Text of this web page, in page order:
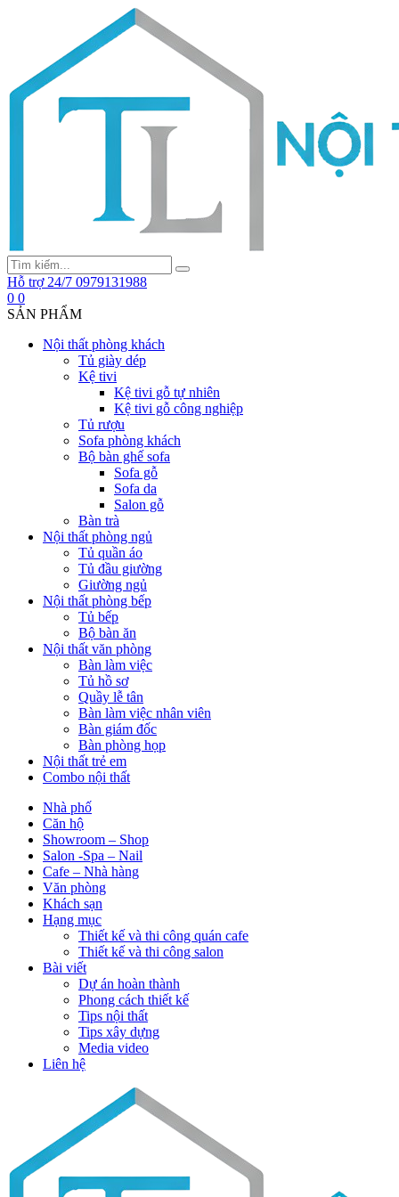
Hỗ trợ 24/7 0979131988
0 0
SẢN PHẨM
Nội thất phòng khách
Tủ giày dép
Kệ tivi
Kệ tivi gỗ tự nhiên
Kệ tivi gỗ công nghiệp
Tủ rượu
Sofa phòng khách
Bộ bàn ghế sofa
Sofa gỗ
Sofa da
Salon gỗ
Bàn trà
Nội thất phòng ngủ
Tủ quần áo
Tủ đầu giường
Giường ngủ
Nội thất phòng bếp
Tủ bếp
Bộ bàn ăn
Nội thất văn phòng
Bàn làm việc
Tủ hồ sơ
Quầy lễ tân
Bàn làm việc nhân viên
Bàn giám đốc
Bàn phòng họp
Nội thất trẻ em
Combo nội thất
Nhà phố
Căn hộ
Showroom – Shop
Salon -Spa – Nail
Cafe – Nhà hàng
Văn phòng
Khách sạn
Hạng mục
Thiết kế và thi công quán cafe
Thiết kế và thi công salon
Bài viết
Dự án hoàn thành
Phong cách thiết kế
Tips nội thất
Tips xây dựng
Media video
Liên hệ